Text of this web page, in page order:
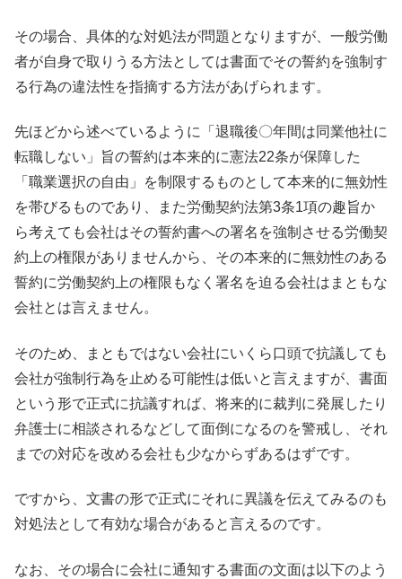
その場合、具体的な対処法が問題となりますが、一般労働
者が自身で取りうる方法としては書面でその誓約を強制す
る行為の違法性を指摘する方法があげられます。
先ほどから述べているように「退職後〇年間は同業他社に
転職しない」旨の誓約は本来的に憲法22条が保障した
「職業選択の自由」を制限するものとして本来的に無効性
を帯びるものであり、また労働契約法第3条1項の趣旨か
ら考えても会社はその誓約書への署名を強制させる労働契
約上の権限がありませんから、その本来的に無効性のある
誓約に労働契約上の権限もなく署名を迫る会社はまともな
会社とは言えません。
そのため、まともではない会社にいくら口頭で抗議しても
会社が強制行為を止める可能性は低いと言えますが、書面
という形で正式に抗議すれば、将来的に裁判に発展したり
弁護士に相談されるなどして面倒になるのを警戒し、それ
までの対応を改める会社も少なからずあるはずです。
ですから、文書の形で正式にそれに異議を伝えてみるのも
対処法として有効な場合があると言えるのです。
なお、その場合に会社に通知する書面の文面は以下のよう